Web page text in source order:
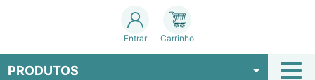
Entrar Carrinho
PRODUTOS